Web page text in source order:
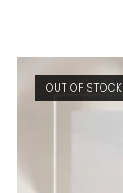
OUT OF STOCK